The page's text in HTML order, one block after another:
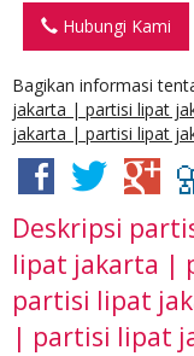
Hubungi Kami
Bagikan informasi
jakarta | partisi lipat
jakarta | partisi lipat
Deskripsi
lipat jakarta |
partisi lipat
| partisi lipat